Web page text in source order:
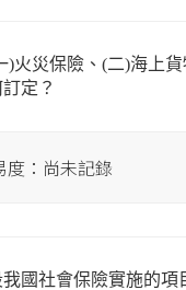
)火災保險、(二)海上
定？
度：尚未記錄
國社會保險實施的項